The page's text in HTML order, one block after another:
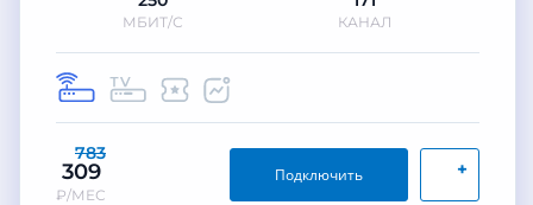
МБИТ/С КАНАЛ
783
309
₽/МЕС
+
Подключить